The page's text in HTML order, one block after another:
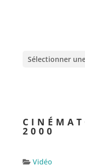
Sélectionner
2000
Vidéo